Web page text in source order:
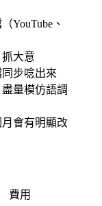
YouTube、
大意
步唸出來
量模仿語調
月會有明顯改
費用